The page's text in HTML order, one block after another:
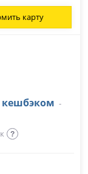
карту
кешбэком -
?